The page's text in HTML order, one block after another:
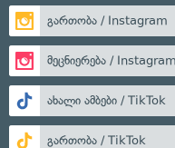
გართობა / Instagram
მეცნიერება / Instagram
ახალი ამბები / TikTok
გართობა / TikTok